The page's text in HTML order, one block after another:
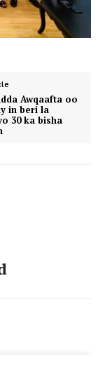
Awqaafta oo
in beri la
30 ka bisha